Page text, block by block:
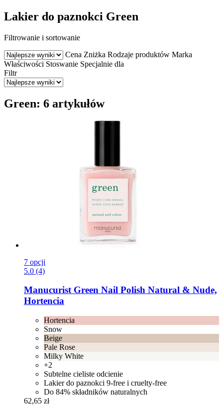
Lakier do paznokci Green
Filtrowanie i sortowanie
Cena Zniżka Rodzaje produktów Marka
Właściwości Stoswanie Specjalnie dla
Filtr
Green: 6 artykułów
7 opcji
5.0 (4)
ManucuristGreen Nail Polish Natural & Nude,
Hortencia
Hortencia
Snow
Beige
Pale Rose
Milky White
+2
Subtelne cieliste odcienie
Lakier do paznokci 9-free i cruelty-free
Do 84% składników naturalnych
62,65 zł